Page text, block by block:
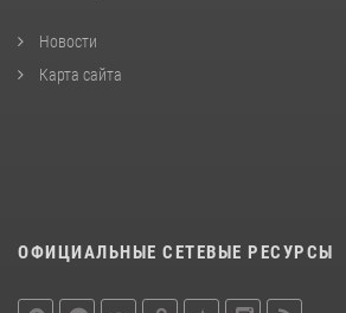
Новости
Карта сайта
ОФИЦИАЛЬНЫЕ СЕТЕВЫЕ РЕСУРСЫ